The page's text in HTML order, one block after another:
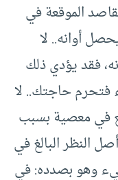
الموقعة في
أوانه.. لا
فقد يؤدي ذلك
فتحرم حاجتك.. لا
في معصية بسبب
النظر البالغ في
وهو بصدده: في